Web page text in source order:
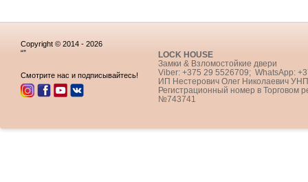
Copyright © 2014 - 2026
“”
Смотрите нас и подписывайтесь!
LOCK HOUSE
Замки & Взломостойкие двери
Viber: +375 29 5526709; WhatsApp:
ИП Нестерович Олег Николаевич
Регистрационный номер в Торговом
№743741